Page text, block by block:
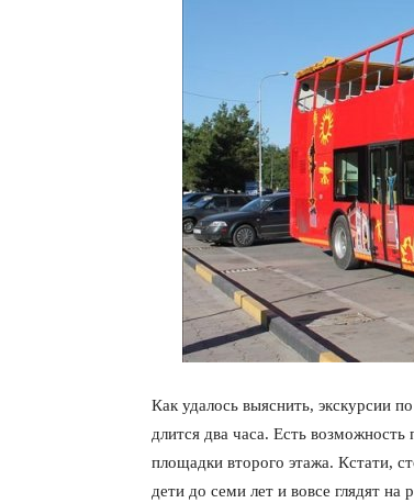
Как удалось выяснить, экскурсии
длится два часа. Есть
площадки второго этажа. Кстати,
дети до семи лет и вовсе глядят